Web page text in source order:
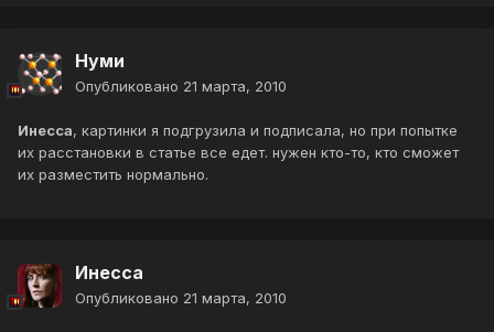
Нуми
Опубликовано 21 марта, 2010
Инесса, картинки я подгрузила и подписала, но при попытке
их расстановки в статье все едет. нужен кто-то, кто сможет
их разместить нормально.
Инесса
Опубликовано 21 марта, 2010